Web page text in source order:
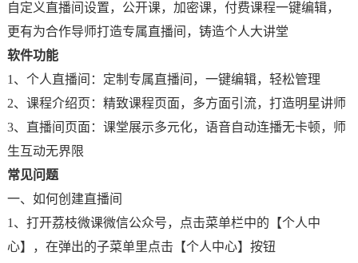
自定义直播间设置，公开课，加密课，付费课程一键编辑，
更有为合作导师打造专属直播间，铸造个人大讲堂
软件功能
1、个人直播间：定制专属直播间，一键编辑，轻松管理
2、课程介绍页：精致课程页面，多方面引流，打造明星讲师
3、直播间页面：课堂展示多元化，语音自动连播无卡顿，师
生互动无界限
常见问题
一、如何创建直播间
1、打开荔枝微课微信公众号，点击菜单栏中的【个人中
心】，在弹出的子菜单里点击【个人中心】按钮